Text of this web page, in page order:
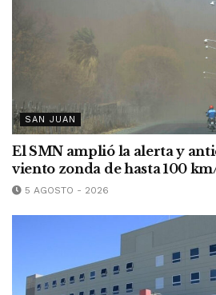
SAN JUAN
El SMN amplió la alerta y
viento zonda de hasta 100
5 AGOSTO - 2026